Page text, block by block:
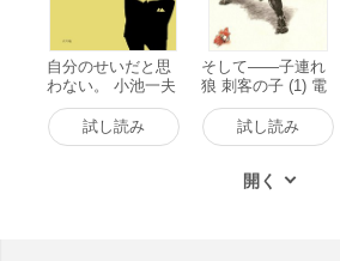
自分のせいだと思
わない。 小池一夫
の人間関係に執着
しない233の言葉
電子書籍版
試し読み
そして――子連れ
狼 刺客の子 (1) 電
子書籍版
試し読み